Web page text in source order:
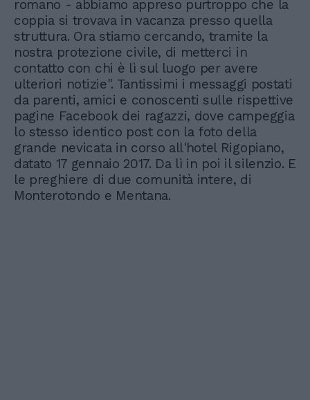
romano - abbiamo appreso purtroppo che la
coppia si trovava in vacanza presso quella
struttura. Ora stiamo cercando, tramite la
nostra protezione civile, di metterci in
contatto con chi è lì sul luogo per avere
ulteriori notizie". Tantissimi i messaggi postati
da parenti, amici e conoscenti sulle rispettive
pagine Facebook dei ragazzi, dove campeggia
lo stesso identico post con la foto della
grande nevicata in corso all'hotel Rigopiano,
datato 17 gennaio 2017. Da lì in poi il silenzio. E
le preghiere di due comunità intere, di
Monterotondo e Mentana.